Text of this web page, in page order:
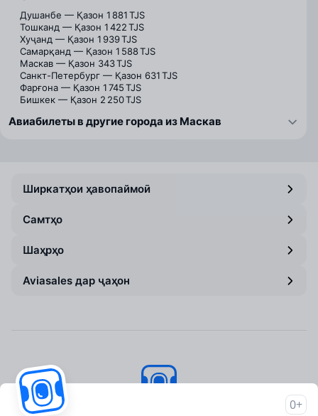
Душанбе — Қазон 1 881 TJS
Тошканд — Қазон 1 422 TJS
Хуҷанд — Қазон 1 939 TJS
Самарқанд — Қазон 1 588 TJS
Маскав — Қазон 343 TJS
Санкт-Петербург — Қазон 631 TJS
Фарғона — Қазон 1 745 TJS
Бишкек — Қазон 2 250 TJS
Авиабилеты в другие города из Маскав
Ширкатҳои ҳавопаймоӣ
Самтҳо
Шаҳрҳо
Aviasales дар ҷаҳон
0+